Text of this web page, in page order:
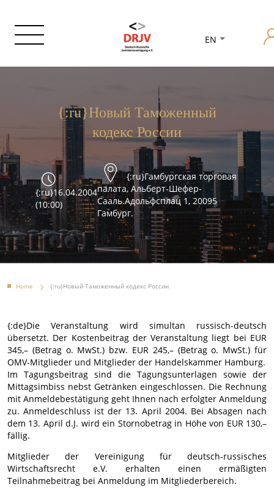
EN
{:ru}Новый Таможенный
кодекс России
{:ru}16.04.2004
(10:00)
{:ru}Гамбургская торговая
палата, Альберт-Шефер-
Сааль.Адольфсплац 1, 20095
Гамбург.
Home {:ru}Новый Таможенный кодекс России
{:de}Die Veranstaltung wird simultan russisch-deutsch
übersetzt. Der Kostenbeitrag der Veranstaltung liegt bei EUR
345,– (Betrag o. MwSt.) bzw. EUR 245,– (Betrag o. MwSt.) für
OMV-Mitglieder und Mitglieder der Handelskammer Hamburg.
Im Tagungsbeitrag sind die Tagungsunterlagen sowie der
Mittagsimbiss nebst Getränken eingeschlossen. Die Rechnung
mit Anmeldebestätigung geht Ihnen nach erfolgter Anmeldung
zu. Anmeldeschluss ist der 13. April 2004. Bei Absagen nach
dem 13. April d.J. wird ein Stornobetrag in Höhe von EUR 130,–
fällig.
Mitglieder der Vereinigung für deutsch-russisches
Wirtschaftsrecht e.V. erhalten einen ermäßigten
Teilnahmebeitrag bei Anmeldung im Mitgliederbereich.